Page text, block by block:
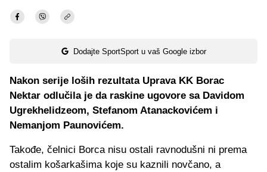
Dodajte SportSport u vaš Google izbor
Nakon serije loših rezultata Uprava KK Borac
Nektar odlučila je da raskine ugovore sa Davidom
Ugrekhelidzeom, Stefanom Atanackovićem i
Nemanjom Paunovićem.
Takođe, čelnici Borca nisu ostali ravnodušni ni prema
ostalim košarkašima koje su kaznili novčano, a